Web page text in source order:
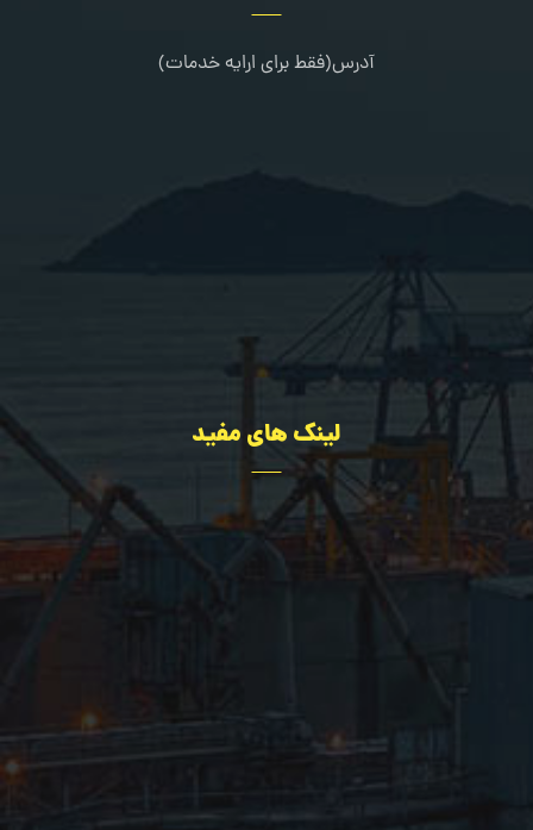
آدرس(فقط برای ارایه خدمات)
09109216080
لینک های مفید
تجهیزات
سؤالات عمومی